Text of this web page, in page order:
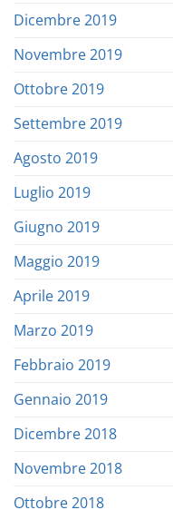
Dicembre 2019
Novembre 2019
Ottobre 2019
Settembre 2019
Agosto 2019
Luglio 2019
Giugno 2019
Maggio 2019
Aprile 2019
Marzo 2019
Febbraio 2019
Gennaio 2019
Dicembre 2018
Novembre 2018
Ottobre 2018